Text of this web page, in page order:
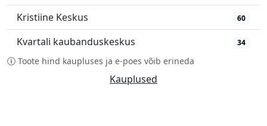
Kristiine Keskus 60
Kvartali kaubanduskeskus 34
Toote hind kaupluses ja e-poes võib erineda
Kauplused